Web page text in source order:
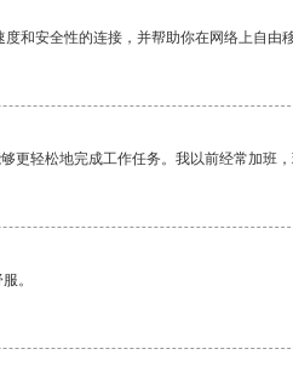
和安全性的连接，并帮助你在网络上自由移
更轻松地完成工作任务。我以前经常加班
。